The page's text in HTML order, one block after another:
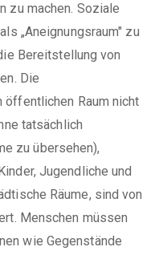
zu machen. Soziale
„Aneignungsraum" zu
Bereitstellung von
Die
Raum nicht
tatsächlich
zu übersehen),
Jugendliche und
Räume, sind von
Menschen müssen
wie Gegenstände